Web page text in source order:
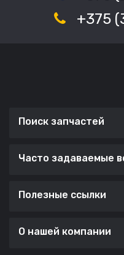
+375
Поиск запчастей
Часто задаваемые
Полезные ссылки
О нашей компании